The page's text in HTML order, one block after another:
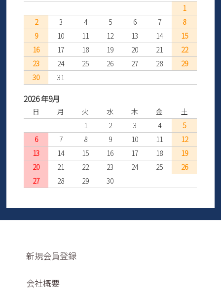
1
2
3 4 5 6 7
8
9
10 11 12 13 14
15
16
17 18 19 20 21
22
23
24 25 26 27 28
29
30
31
2026 年9月
日 月 火 水 木 金
土
1
2 3 4
5
6
7 8 9 10 11
12
13
14 15 16 17 18
19
20
21 22 23 24 25
26
27
28 29 30
新規会員登録
会社概要